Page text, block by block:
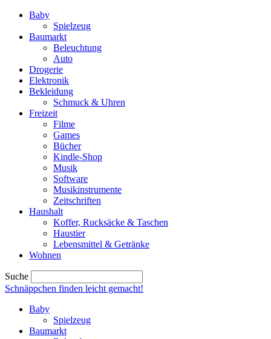
Baby
Spielzeug
Baumarkt
Beleuchtung
Auto
Drogerie
Elektronik
Bekleidung
Schmuck & Uhren
Freizeit
Filme
Games
Bücher
Kindle-Shop
Musik
Software
Musikinstrumente
Zeitschriften
Haushalt
Koffer, Rucksäcke & Taschen
Haustier
Lebensmittel & Getränke
Wohnen
Suche
Schnäppchen finden leicht gemacht!
Baby
Spielzeug
Baumarkt